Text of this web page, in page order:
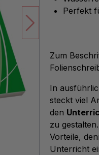
Perfekt
Zum
In
steckt viel
den
zu
Vorteile,
Unterricht